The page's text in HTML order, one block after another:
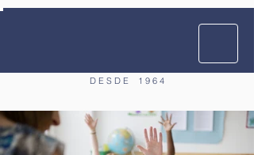
D E S D E 1 9 6 4